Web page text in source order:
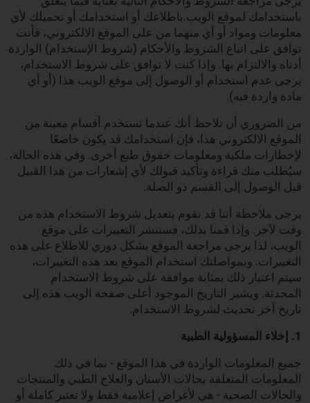
باستخدامك لموقع الويب.باطلاعك أو استخدامك أو تحميلك لأي
معلومات ومواد أو أي منهما من على الموقع الالكتروني، فأنت
توافق على اتباع الشروط والأحكام (شروط الإستخدام) الواردة
أدناه والالتزام بها. وإذا كنت لا توافق على شروط الاستخدام،
يرجى عدم استخدام أو الوصول إلى موقع الويب هذا (أو أي
مادة واردة فيه).
من الضروري أن تلاحظ أنك عندما تستخدم أقسام معينة من
الموقع الالكتروني هذا، فإن استخدامك قد يكون خاضعًا
لإخطارات ملكية ومعلومات حقوق طبع أخرى. وفي هذه الحالة،
سيُطلب منك قراءة وتأكيد قبولك لأي إشعارات من هذا القبيل
قبل الوصول إلى القسم ذو الصلة.
يرجى ملاحظة أننا قد نقوم بتعديل شروط الاستخدام هذه من
وقت لآخر. وإذا قمنا بذلك، فسننشر التغييرات على موقع
الويب، لذا يرجى مراجعة الموقع بشكل دوري للاطلاع على هذه
التغييرات. وبمواصلتك استخدام الموقع بعد هذه التغييرات،
سيتم اعتبار ذلك بمثابة موافقة على شروط الاستخدام
المحدثة. ويشير التاريخ الموجود أعلى صفحة الويب هذه إلى
تاريخ آخر تحديث لشروط الاستخدام.
1. إخلاء المسؤولية الطبية
جميع المعلومات الواردة في هذا الموقع - بما في ذلك
المعلومات المتعلقة بحالات الأسنان والعلاج الطبي والمنتجات
والحالات الصحية - هي لأغراض إعلامية فقط ولا تعتبر كاملة أو